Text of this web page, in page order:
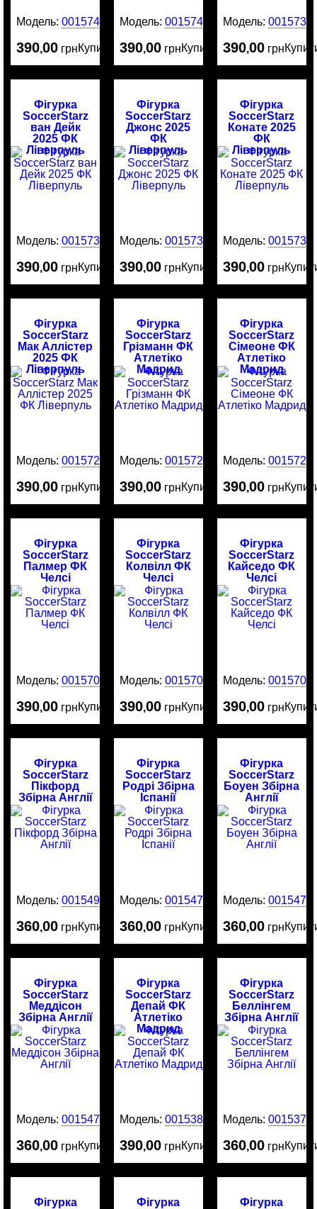
Модель:0015741
390,00 грнКупити
Модель:0015740
390,00 грнКупити
Модель: 0015735
390,00 грн
Фігурка
SoccerStarz
ван Дейк
2025 ФК
Ліверпуль
Модель:0015734
390,00 грнКупити
Фігурка
SoccerStarz
Джонс 2025
ФК
Ліверпуль
Модель:0015732
390,00 грнКупити
Фігурка
SoccerStarz
Конате 2025
ФК
Ліверпуль
Модель: 0015731
390,00 грн
Фігурка
SoccerStarz
Мак Аллістер
2025 ФК
Ліверпуль
Модель:0015729
390,00 грнКупити
Фігурка
SoccerStarz
Грізманн ФК
Атлетіко
Мадрид
Модель:0015721
390,00 грнКупити
Фігурка
SoccerStarz
Сімеоне ФК
Атлетіко
Мадрид
Модель: 0015720
390,00 грн
Фігурка
SoccerStarz
Палмер ФК
Челсі
Модель:0015708
390,00 грнКупити
Фігурка
SoccerStarz
Колвілл ФК
Челсі
Модель:0015707
390,00 грнКупити
Фігурка
SoccerStarz
Кайседо ФК
Челсі
Модель: 0015706
390,00 грн
Фігурка
SoccerStarz
Пікфорд
Збірна Англії
Модель:0015491
360,00 грнКупити
Фігурка
SoccerStarz
Родрі Збірна
Іспанії
Модель:0015478
360,00 грнКупити
Фігурка
SoccerStarz
Боуен Збірна
Англії
Модель: 0015477
360,00 грн
Фігурка
SoccerStarz
Меддісон
Збірна Англії
Модель:0015476
360,00 грнКупити
Фігурка
SoccerStarz
Депай ФК
Атлетіко
Мадрид
Модель:0015380
390,00 грнКупити
Фігурка
SoccerStarz
Беллінгем
Збірна Англії
Модель: 0015379
360,00 грн
Фігурка
Фігурка
Фігурка